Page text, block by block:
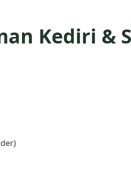
Kediri &